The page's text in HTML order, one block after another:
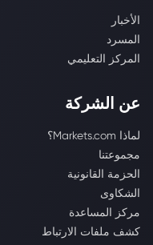
الأخبار
المسرد
المركز التعليمي
عن الشركة
لماذا Markets.com؟
مجموعتنا
الحزمة القانونية
الشكاوى
مركز المساعدة
كشف ملفات الارتباط